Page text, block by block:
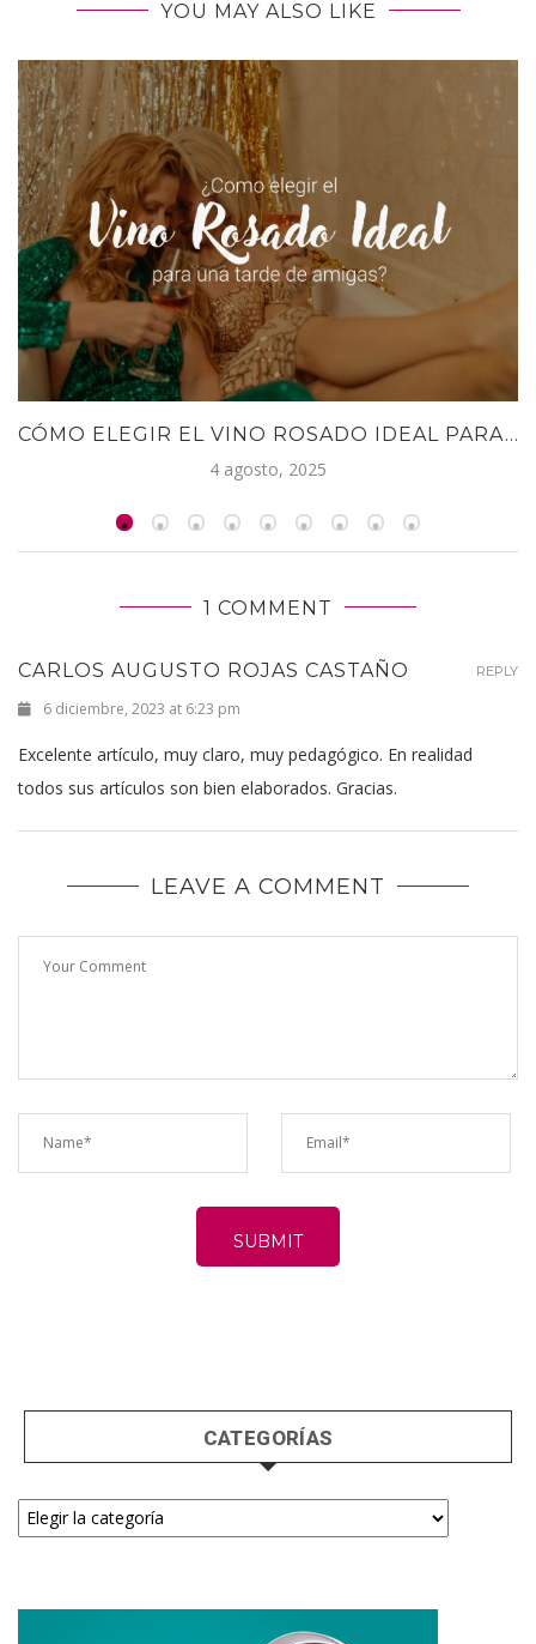
YOU MAY ALSO LIKE
CÓMO ELEGIR EL VINO ROSADO IDEAL PARA...
4 agosto, 2025
1 COMMENT
CARLOS AUGUSTO ROJAS CASTAÑO
6 diciembre, 2023 at 6:23 pm
Excelente artículo, muy claro, muy pedagógico. En realidad
todos sus artículos son bien elaborados. Gracias.
REPLY
LEAVE A COMMENT
CATEGORÍAS